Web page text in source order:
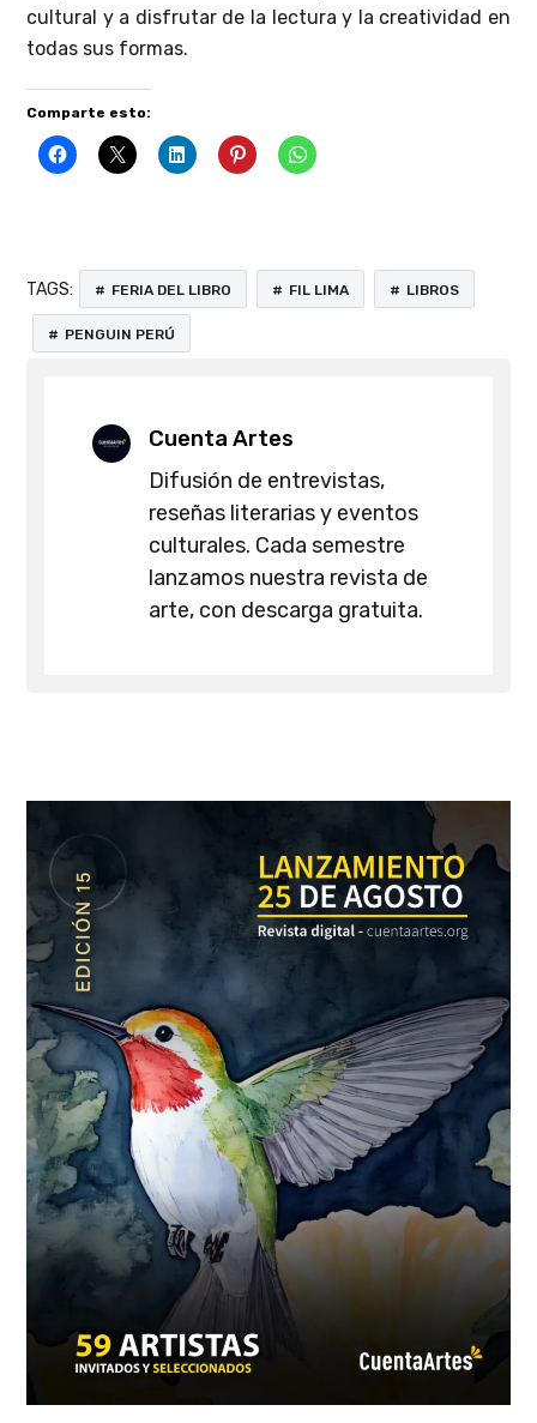
cultural y a disfrutar de la lectura y la creatividad en
todas sus formas.
Comparte esto:
TAGS: FERIA DEL LIBRO FIL LIMA LIBROS
PENGUIN PERÚ
Cuenta Artes
Difusión de entrevistas,
reseñas literarias y eventos
culturales. Cada semestre
lanzamos nuestra revista de
arte, con descarga gratuita.